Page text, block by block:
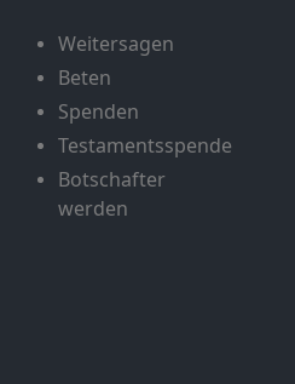
Weitersagen
Beten
Spenden
Testamentsspende
Botschafter
werden